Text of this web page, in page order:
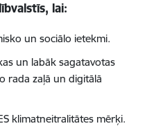
lai:
un sociālo ietekmi.
un labāk sagatavotas
rada zaļā un digitālā
klimatneitralitātes mērķi.